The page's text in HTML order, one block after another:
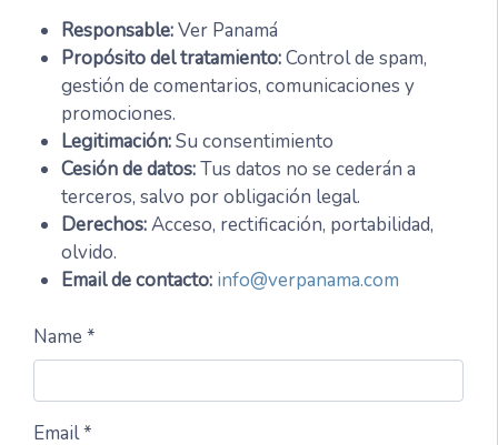
Responsable:Ver Panamá
Propósito del tratamiento:Control de spam,
gestión de comentarios, comunicaciones y
promociones.
Legitimación:Su consentimiento
Cesión de datos:Tus datos no se cederán a
terceros, salvo por obligación legal.
Derechos:Acceso, rectificación, portabilidad,
olvido.
Email de contacto: info@verpanama.com
Name *
Email *